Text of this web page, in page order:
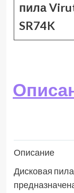
пила
SR74K
Описание
Дисковая